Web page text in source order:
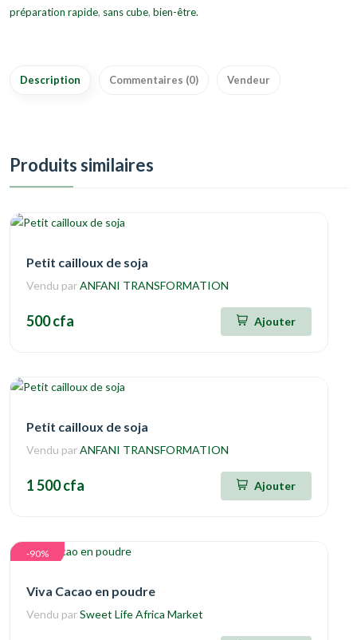
préparation rapide, sans cube, bien-être.
Description Commentaires (0) Vendeur
Produits similaires
Petit cailloux de soja
Vendu parANFANI TRANSFORMATION
500 cfa Ajouter
Petit cailloux de soja
Vendu parANFANI TRANSFORMATION
1 500 cfa Ajouter
-90%
Viva Cacao en poudre
Vendu parSweet Life Africa Market